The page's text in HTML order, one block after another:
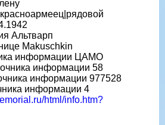
Альтварп
Makuschkin
информации ЦАМО
информации 58
информации 977528
информации 4
html/info.htm?